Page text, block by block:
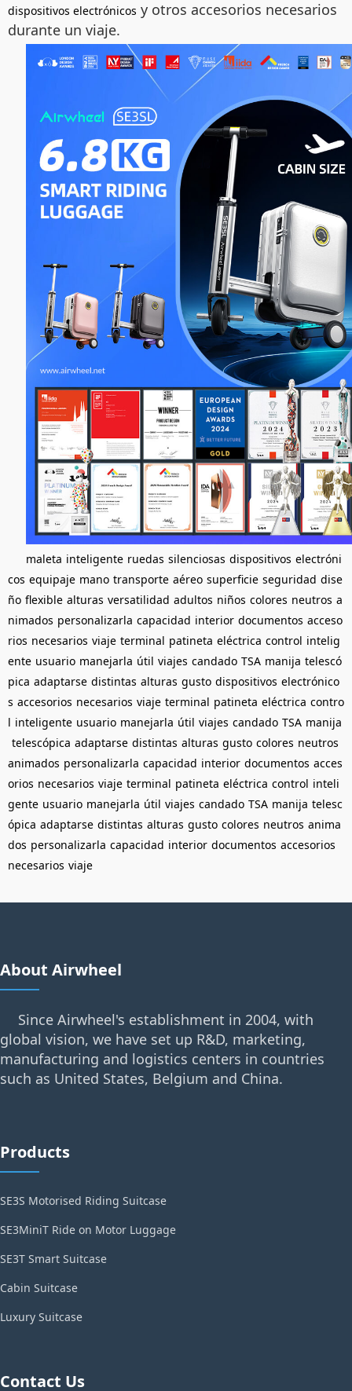
dispositivos electrónicos y otros accesorios necesarios
durante un viaje.
maleta inteligente ruedas silenciosas dispositivos electróni
cos equipaje mano transporte aéreo superficie seguridad dise
ño flexible alturas versatilidad adultos niños colores neutros a
nimados personalizarla capacidad interior documentos acceso
rios necesarios viaje terminal patineta eléctrica control intelig
ente usuario manejarla útil viajes candado TSA manija telescó
pica adaptarse distintas alturas gusto dispositivos electrónico
s accesorios necesarios viaje terminal patineta eléctrica contro
l inteligente usuario manejarla útil viajes candado TSA manija
telescópica adaptarse distintas alturas gusto colores neutros
animados personalizarla capacidad interior documentos acces
orios necesarios viaje terminal patineta eléctrica control inteli
gente usuario manejarla útil viajes candado TSA manija telesc
ópica adaptarse distintas alturas gusto colores neutros anima
dos personalizarla capacidad interior documentos accesorios
necesarios viaje
About Airwheel
Since Airwheel's establishment in 2004, with
global vision, we have set up R&D, marketing,
manufacturing and logistics centers in countries
such as United States, Belgium and China.
Products
SE3S Motorised Riding Suitcase
SE3MiniT Ride on Motor Luggage
SE3T Smart Suitcase
Cabin Suitcase
Luxury Suitcase
Contact Us